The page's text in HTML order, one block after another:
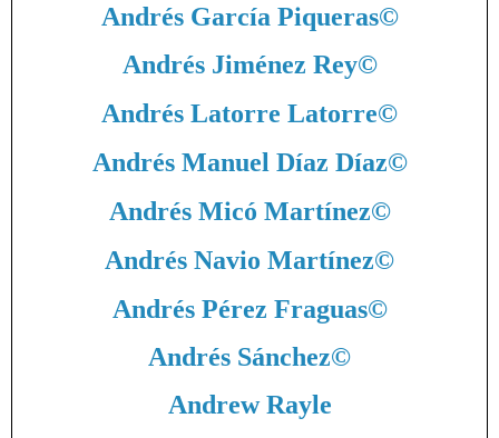
Andrés García Piqueras©
Andrés Jiménez Rey©
Andrés Latorre Latorre©
Andrés Manuel Díaz Díaz©
Andrés Micó Martínez©
Andrés Navio Martínez©
Andrés Pérez Fraguas©
Andrés Sánchez©
Andrew Rayle